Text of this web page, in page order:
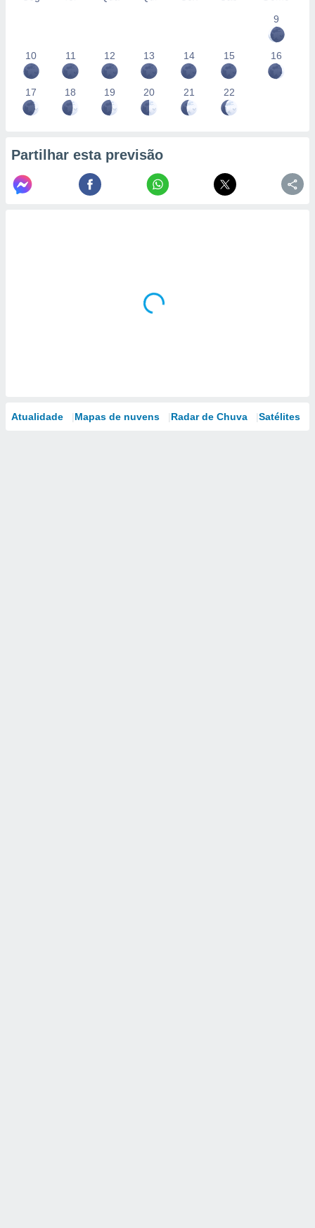
9
10 11 12 13 14 15 16
17 18 19 20 21 22
Partilhar esta previsão
Atualidade Mapas de nuvens Radar de Chuva Satélites